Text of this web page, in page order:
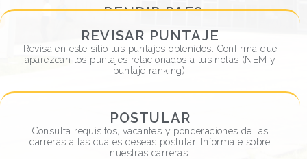
RENDIR PAES
de este sitio. Verifica las fechas y sala de rendición.
RENDIR PAES
VER MÁS
REVISAR PUNTAJE
Revisa en este sitio tus puntajes obtenidos. Confirma que
aparezcan los puntajes relacionados a tus notas (NEM y
puntaje ranking).
REVISAR PUNTAJE
VER MÁS
POSTULAR
Consulta requisitos, vacantes y ponderaciones de las
carreras a las cuales deseas postular. Infórmate sobre
nuestras carreras.